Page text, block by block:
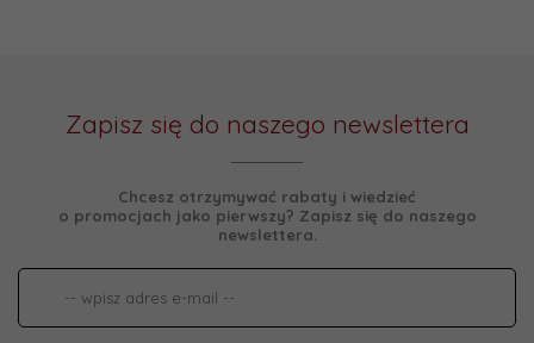
Zapisz się do naszego newslettera
Chcesz otrzymywać rabaty i wiedzieć
o promocjach jako pierwszy? Zapisz się do naszego
newslettera.